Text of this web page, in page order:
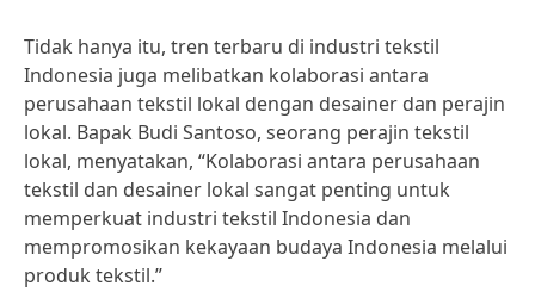
Tidak hanya itu, tren terbaru di industri tekstil
Indonesia juga melibatkan kolaborasi antara
perusahaan tekstil lokal dengan desainer dan perajin
lokal. Bapak Budi Santoso, seorang perajin tekstil
lokal, menyatakan, “Kolaborasi antara perusahaan
tekstil dan desainer lokal sangat penting untuk
memperkuat industri tekstil Indonesia dan
mempromosikan kekayaan budaya Indonesia melalui
produk tekstil.”